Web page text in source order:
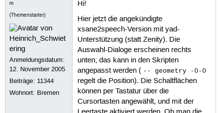
m
(Themenstarter)
Anmeldungsdatum:
12. November 2005
Beiträge: 11344
Wohnort: Bremen
Hi!
Hier jetzt die angekündigte
xsane2speech-Version mit yad-
Unterstützung (statt Zenity). Die
Auswahl-Dialoge erscheinen rechts
unten; das kann in den Skripten
angepasst werden ( -- geometry -0-0
regelt die Position). Die Schaltflächen
können per Tastatur über die
Cursortasten angewählt, und mit der